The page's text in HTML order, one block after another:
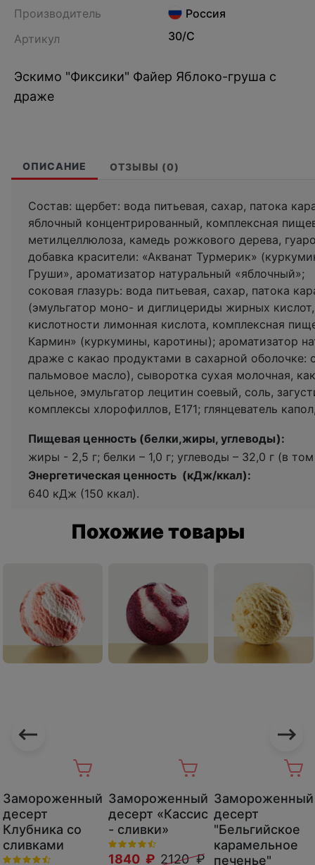
Производитель
Россия
Артикул
30/С
Эскимо "Фиксики" Файер Яблоко-груша с
драже
ОПИСАНИЕ ОТЗЫВЫ (0)
Состав: щербет: вода питьевая, сахар, патока
яблочный концентрированный, комплексная
метилцеллюлоза, камедь рожкового дерева,
добавка красители: «Акванат Турмерик»
Груши», ароматизатор натуральный «яблочный»;
соковая глазурь: вода питьевая, сахар, патока
(эмульгатор моно- и диглицериды жирных
кислотности лимонная кислота, комплексная
Кармин» (куркумины, каротины); ароматизатор
драже с какао продуктами в сахарной оболочке:
пальмовое масло), сыворотка сухая молочная,
цельное, эмульгатор лецитин соевый, соль,
комплексы хлорофиллов, Е171; глянцеватель
Пищевая ценность (белки,жиры, углеводы):
жиры - 2,5 г; белки – 1,0 г; углеводы – 32,0 г (в
Энергетическая ценность (кДж/ккал):
640 кДж (150 ккал).
Похожие товары
Замороженный
десерт
Клубника со
сливками
Замороженный
десерт «Кассис
- сливки»
1840 ₽ 2120 ₽
Замороженный
десерт
"Бельгийское
карамельное
печенье"